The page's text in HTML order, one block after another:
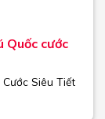
Quốc cước
Siêu Tiết